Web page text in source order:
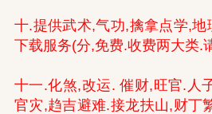
十.提供武术,气功,擒拿点学,地
下载服务(分,免费.收费两大类.
十一.化煞,改运. 催财,旺官.人
官灾,趋吉避难.接龙扶山,财丁